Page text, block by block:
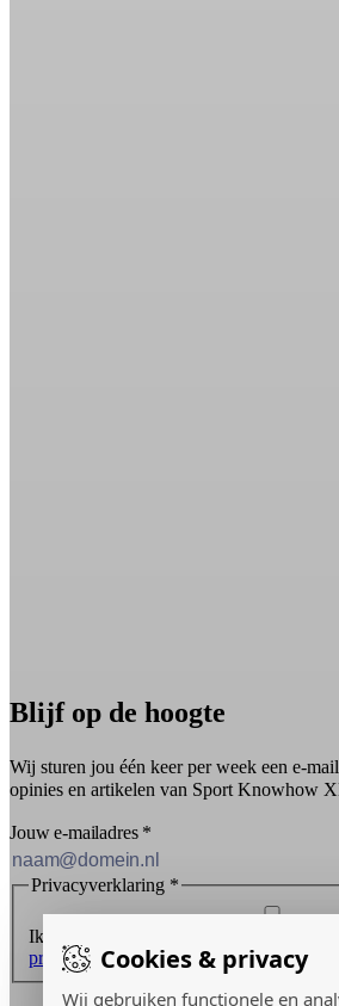
Cookies & privacy
Wij gebruiken functionele en
Blijf op de hoogte
Wij sturen jou één keer per week een e-
opinies en artikelen van Sport Knowhow
Jouw e-mailadres *
Privacyverklaring *
Ik ontvang graag de nieuwsbrief en ga
privacyverklaring.
Inschrijven